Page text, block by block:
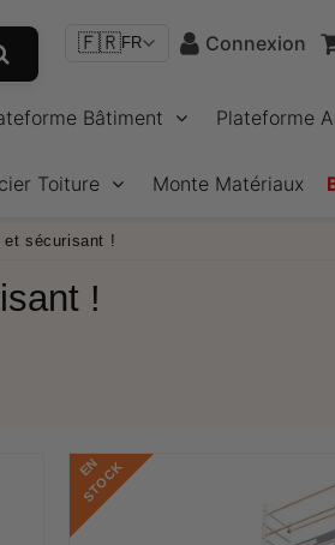
🇫🇷FR Connexion
Bâtiment Plateforme
Toiture Monte Matériaux
et sécurisant !
!
E
N
S
T
O
C
K